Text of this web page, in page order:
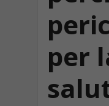
per